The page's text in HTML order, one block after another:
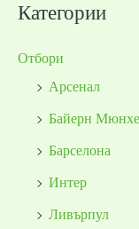
Категории
Отбори
Арсенал
Байерн
Барселона
Интер
Ливърпул